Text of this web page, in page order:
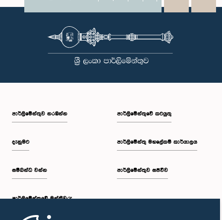
WhatsAppLinkedIn
පාර්ලි‌මේන්තුව නරඹන්න
දැනුමට
සම්බන්ධ වන්න
පාර්ලි‌මේන්තුවේ මන්ත්‍රීවරු
පාර්ලිමේන්තුවේ කටයුතු
පාර්ලිමේන්තු මහලේකම් කාර්යාලය
පාර්ලිමේන්තුව සජීවීව